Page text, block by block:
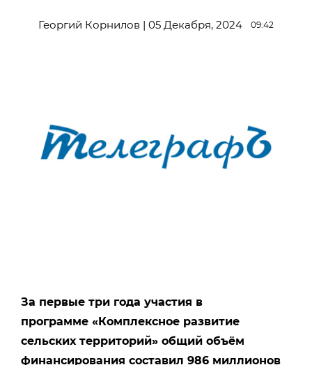
Георгий Корнилов | 05 Декабря, 2024 09:42
За первые три года участия в
программе «Комплексное развитие
сельских территорий» общий объём
финансирования составил 986 миллионов